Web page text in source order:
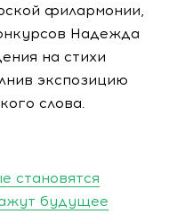
филармонии,
Надежда
на стихи
экспозицию
слова.
становятся
будущее